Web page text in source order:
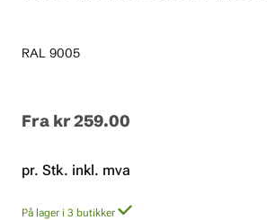
RAL 9005
Fra kr 259.00
pr. Stk. inkl. mva
På lager i 3 butikker